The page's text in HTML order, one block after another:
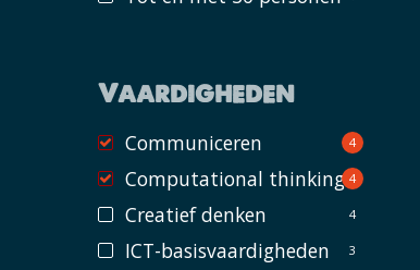
Vaardigheden
Communiceren 4
Computational thinking 4
Creatief denken 4
ICT-basisvaardigheden 3